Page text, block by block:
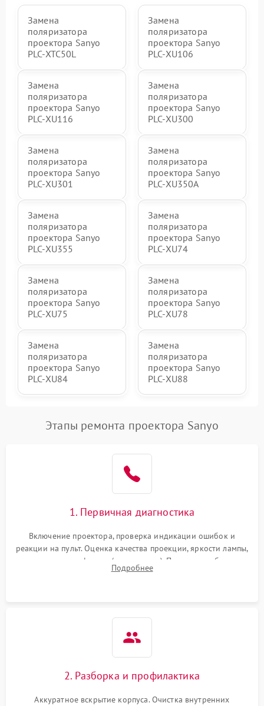
Замена
поляризатора
проектора Sanyo
PLC-XTC50L
Замена
поляризатора
проектора Sanyo
PLC-XU106
Замена
поляризатора
проектора Sanyo
PLC-XU116
Замена
поляризатора
проектора Sanyo
PLC-XU300
Замена
поляризатора
проектора Sanyo
PLC-XU301
Замена
поляризатора
проектора Sanyo
PLC-XU350A
Замена
поляризатора
проектора Sanyo
PLC-XU355
Замена
поляризатора
проектора Sanyo
PLC-XU74
Замена
поляризатора
проектора Sanyo
PLC-XU75
Замена
поляризатора
проектора Sanyo
PLC-XU78
Замена
поляризатора
проектора Sanyo
PLC-XU84
Замена
поляризатора
проектора Sanyo
PLC-XU88
Этапы ремонта проектора Sanyo
1. Первичная диагностика
Включение проектора, проверка индикации ошибок и
реакции на пульт. Оценка качества проекции, яркости лампы,
наличия артефактов (точки, пятна). Проверка работы
системы охлаждения по уровню шума вентиляторов.
Подробнее
2. Разборка и профилактика
Аккуратное вскрытие корпуса. Очистка внутренних